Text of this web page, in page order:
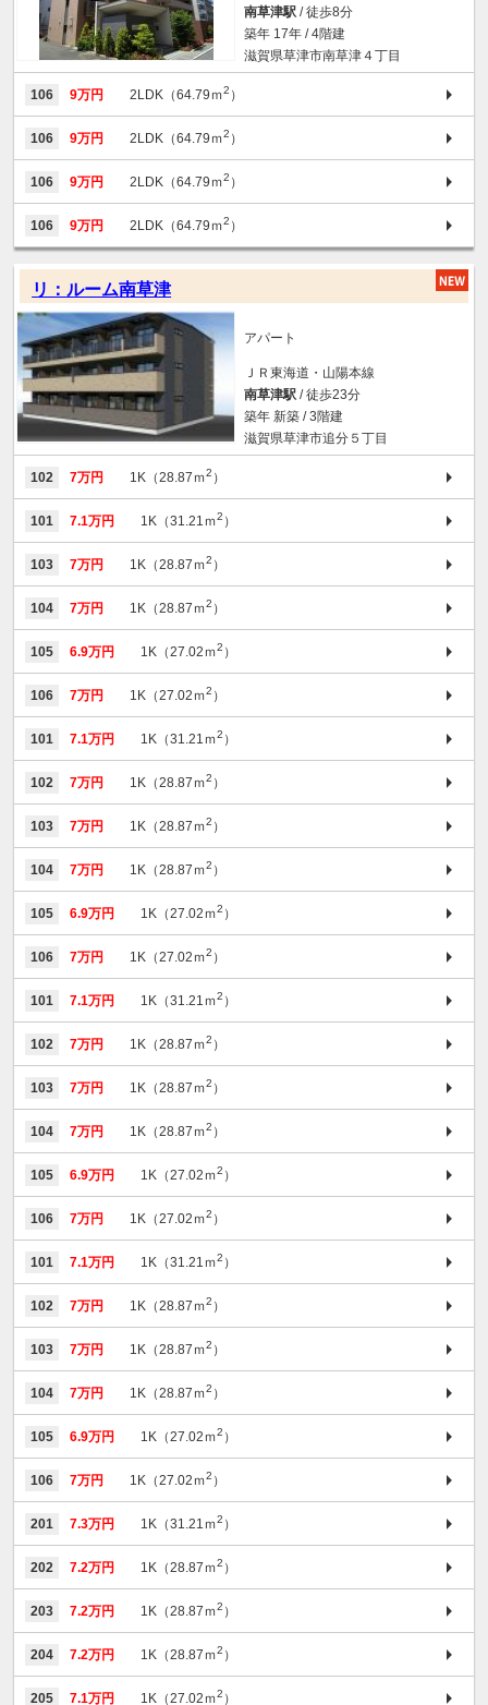
南草津駅 / 徒歩8分
築年 17年 / 4階建
滋賀県草津市南草津４丁目
106 9万円 2LDK（64.79ｍ2 ）
106 9万円 2LDK（64.79ｍ2 ）
106 9万円 2LDK（64.79ｍ2 ）
106 9万円 2LDK（64.79ｍ2 ）
リ：ルーム南草津
アパート
ＪＲ東海道・山陽本線
南草津駅 / 徒歩23分
築年 新築 / 3階建
滋賀県草津市追分５丁目
102 7万円 1K（28.87ｍ2 ）
101 7.1万円 1K（31.21ｍ2 ）
103 7万円 1K（28.87ｍ2 ）
104 7万円 1K（28.87ｍ2 ）
105 6.9万円 1K（27.02ｍ2 ）
106 7万円 1K（27.02ｍ2 ）
101 7.1万円 1K（31.21ｍ2 ）
102 7万円 1K（28.87ｍ2 ）
103 7万円 1K（28.87ｍ2 ）
104 7万円 1K（28.87ｍ2 ）
105 6.9万円 1K（27.02ｍ2 ）
106 7万円 1K（27.02ｍ2 ）
101 7.1万円 1K（31.21ｍ2 ）
102 7万円 1K（28.87ｍ2 ）
103 7万円 1K（28.87ｍ2 ）
104 7万円 1K（28.87ｍ2 ）
105 6.9万円 1K（27.02ｍ2 ）
106 7万円 1K（27.02ｍ2 ）
101 7.1万円 1K（31.21ｍ2 ）
102 7万円 1K（28.87ｍ2 ）
103 7万円 1K（28.87ｍ2 ）
104 7万円 1K（28.87ｍ2 ）
105 6.9万円 1K（27.02ｍ2 ）
106 7万円 1K（27.02ｍ2 ）
201 7.3万円 1K（31.21ｍ2 ）
202 7.2万円 1K（28.87ｍ2 ）
203 7.2万円 1K（28.87ｍ2 ）
204 7.2万円 1K（28.87ｍ2 ）
205 7.1万円 1K（27.02ｍ2 ）